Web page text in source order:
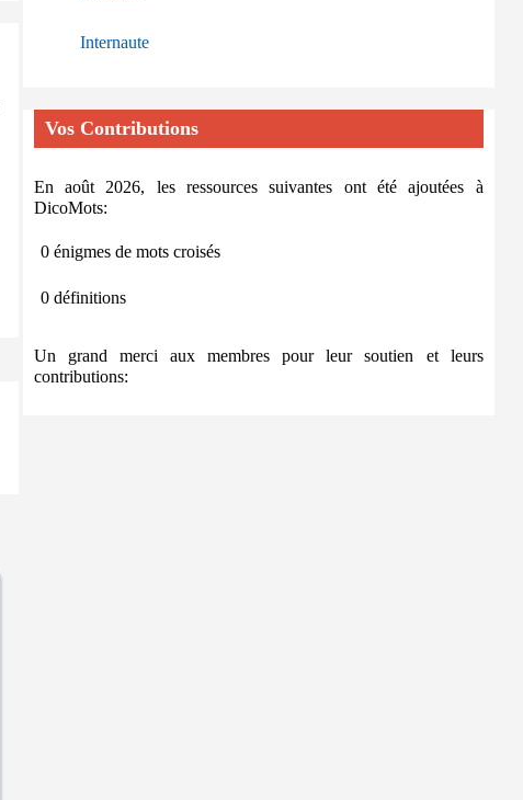
Internaute
Vos Contributions
En août 2026, les ressources suivantes ont été ajoutées à
DicoMots:
0 énigmes de mots croisés
0 définitions
Un grand merci aux membres pour leur soutien et leurs
contributions: